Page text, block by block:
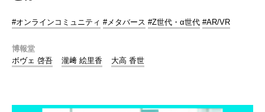
#オンラインコミュニティ #メタバース #Z世代・α世代 #AR/VR
博報堂
ボヴェ 啓吾
瀧﨑 絵里香 大高 香世